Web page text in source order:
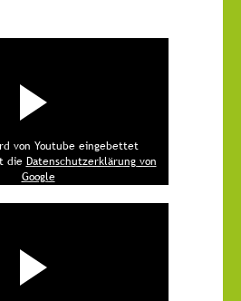
von Youtube eingebettet
die Datenschutzerklärung von
Google